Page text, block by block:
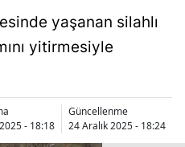
yaşanan silahlı
yitirmesiyle
- 18:18
Güncellenme
24 Aralık 2025 - 18:24